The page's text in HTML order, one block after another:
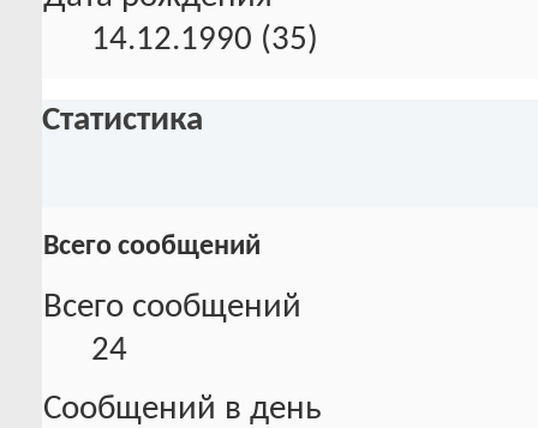
14.12.1990 (35)
Статистика
Всего сообщений
Всего сообщений
24
Сообщений в день